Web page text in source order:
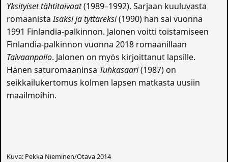
Yksityiset tähtitaivaat(1989–1992). Sarjaan kuuluvasta
romaanistaIsäksi ja tyttäreksi(1990) hän sai vuonna
1991 Finlandia-palkinnon. Jalonen voitti toistamiseen
Finlandia-palkinnon vuonna 2018 romaanillaan
Taivaanpallo. Jalonen on myös kirjoittanut lapsille.
Hänen saturomaaninsa Tuhkasaari(1987) on
seikkailukertomus kolmen lapsen matkasta uusiin
maailmoihin.
Kuva: Pekka Nieminen/Otava 2014